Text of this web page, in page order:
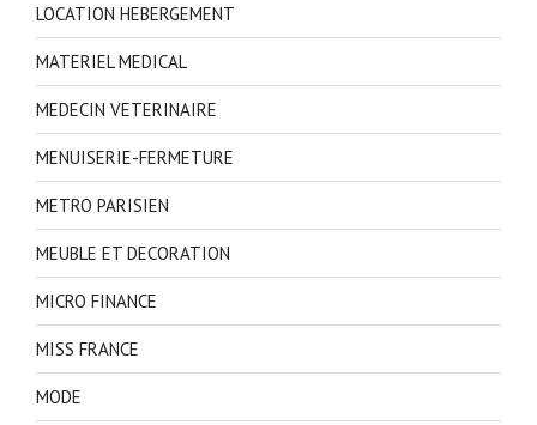
LOCATION HEBERGEMENT
MATERIEL MEDICAL
MEDECIN VETERINAIRE
MENUISERIE-FERMETURE
METRO PARISIEN
MEUBLE ET DECORATION
MICRO FINANCE
MISS FRANCE
MODE